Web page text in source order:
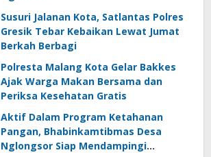
Susuri Jalanan Kota, Satlantas Polres
Gresik Tebar Kebaikan Lewat Jumat
Berkah Berbagi
Polresta Malang Kota Gelar Bakkes
Ajak Warga Makan Bersama dan
Periksa Kesehatan Gratis
Aktif Dalam Program Ketahanan
Pangan, Bhabinkamtibmas Desa
Nglongsor Siap Mendampingi